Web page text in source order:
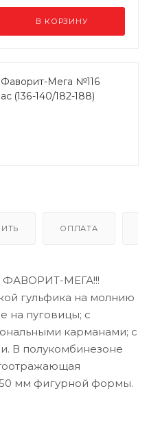
В КОРЗИНУ
Мега №116
(136-140/182-188)
ОПЛАТА
ФАВОРИТ-МЕГА!!!
гульфика на молнию
на пуговицы; с
карманами; с
В полукомбинезоне
мм фигурной формы.